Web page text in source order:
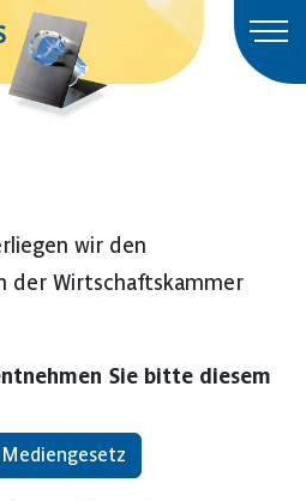
wir den
der Wirtschaftskammer
Sie bitte diesem